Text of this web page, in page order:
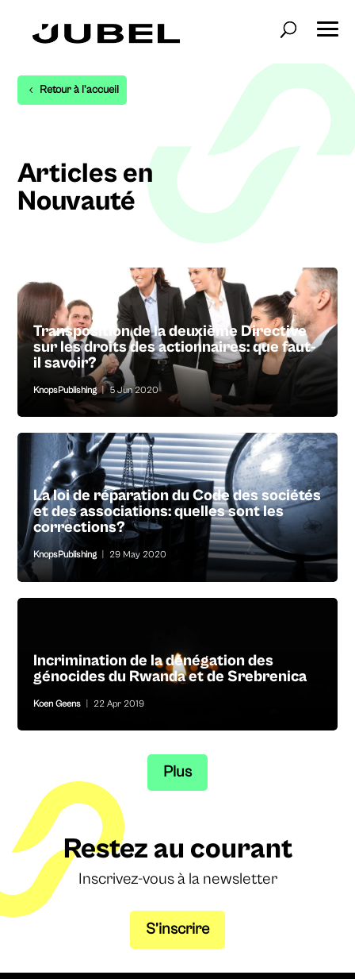
Retour à l'accueil
Articles en
Nouvauté
Transposition de la deuxième Directive
sur les droits des actionnaires: que faut-
il savoir?
KnopsPublishing | 5 Jun 2020
La loi de réparation du Code des sociétés
et des associations: quelles sont les
corrections?
KnopsPublishing 29 May 2020
Incrimination de la dénégation des
génocides du Rwanda et de Srebrenica
Koen Geens 22 Apr 2019
Plus
Restez au courant
Inscrivez-vous à la newsletter
S’inscrire